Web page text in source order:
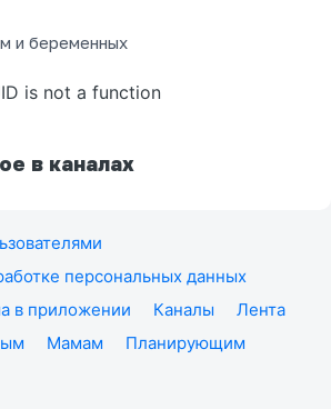
и беременных
is not a function
в каналах
персональных данных
в приложении Каналы
Лента
Мамам
Планирующим